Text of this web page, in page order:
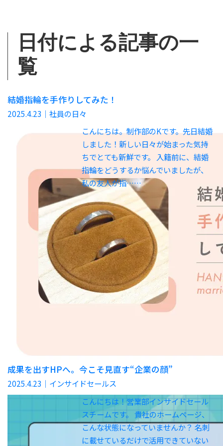
日付による記事の一
覧
結婚指輪を手作りしてみた！
2025.4.23 ｜社員の日々
こんにちは。制作部のKです。先日結婚
しました！新しい日々が始まった気持
ちでとても新鮮です。 入籍前に、結婚
指輪をどうするか悩んでいましたが、
私の友人が指……
成果を出すHPへ。今こそ見直す“企業の顔”
2025.4.23 ｜インサイドセールス
こんにちは！営業部インサイドセール
スチームです。 貴社のホームページ、
こんな状態になっていませんか？ 名刺
に載せているだけで活用できていない